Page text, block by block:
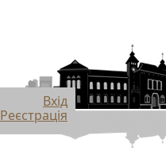
Вхід
Реєстрація